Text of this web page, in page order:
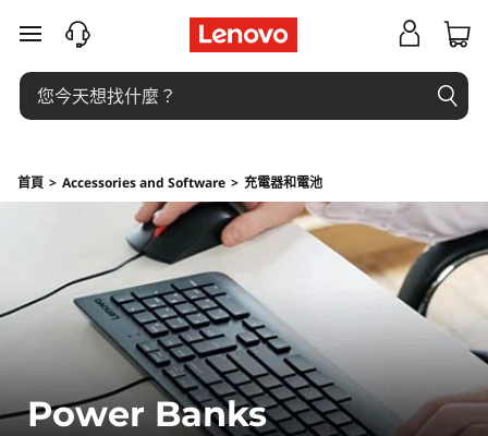
行
動
電
源
跳至主要內容
首頁 > Accessories and Software > 充電器和電池
Power Banks